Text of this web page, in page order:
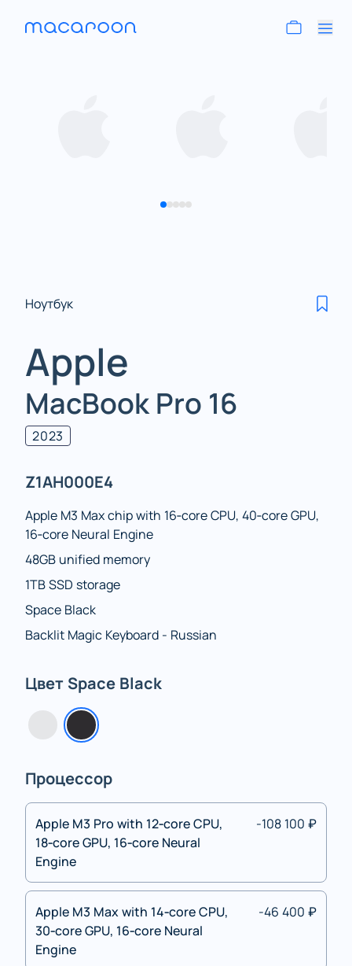
Ноутбук
Apple
MacBook Pro 16
2023
Z1AH000E4
Apple M3 Max chip with 16‑core CPU, 40‑core GPU,
16‑core Neural Engine
48GB unified memory
1TB SSD storage
Space Black
Backlit Magic Keyboard - Russian
Цвет Space Black
Процессор
Apple M3 Pro with 12‑core CPU,
18‑core GPU, 16‑core Neural
Engine
-108 100 ₽
Apple M3 Max with 14‑core CPU,
30‑core GPU, 16‑core Neural
Engine
-46 400 ₽